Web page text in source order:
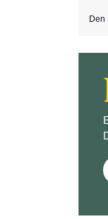
Den